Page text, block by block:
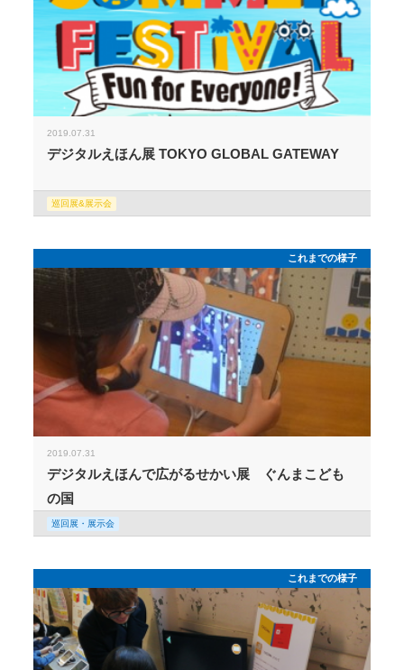
2019.07.31
デジタルえほん展 TOKYO GLOBAL GATEWAY
巡回展&展示会
これまでの様子
2019.07.31
デジタルえほんで広がるせかい展 ぐんまこども
の国
巡回展・展示会
これまでの様子